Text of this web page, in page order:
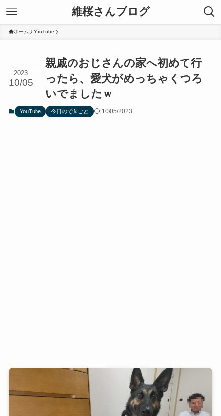
維桜さんブログ
ホーム YouTube
親戚のおじさんの家へ初めて行
ったら、愛犬がめっちゃくつろ
いでましたｗ
2023
10/05
YouTube 今日のできごと 10/05/2023